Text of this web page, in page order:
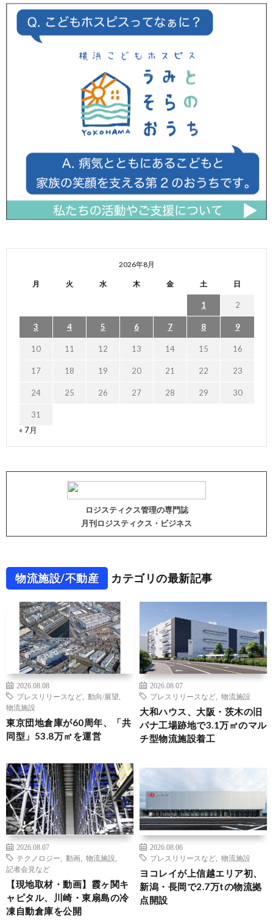
2026年8月
月 火 水 木 金 土 日
1 2
3 4 5 6 7 8 9
10 11 12 13 14 15 16
17 18 19 20 21 22 23
24 25 26 27 28 29 30
31
« 7月
ロジスティクス管理の専門誌
月刊ロジスティクス・ビジネス
物流施設/不動産 カテゴリの最新記事
2026.08.08
プレスリリースなど
動向/展望
物流施設
東京団地倉庫が60周年、「共
同型」53.8万㎡を運営
2026.08.07
プレスリリースなど
物流施設
大和ハウス、大阪・茨木の旧
パナ工場跡地で3.1万㎡のマル
チ型物流施設着工
2026.08.07
テクノロジー
動画 物流施設
記者会見など
【現地取材・動画】霞ヶ関キ
ャピタル、川崎・東扇島の冷
凍自動倉庫を公開
2026.08.06
プレスリリースなど
物流施設
ヨコレイが上信越エリア初、
新潟・長岡で2.7万tの物流拠
点開設